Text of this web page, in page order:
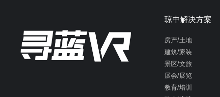
琼中解决方案
房产/土地
建筑/家装
景区/文旅
展会/展览
教育/培训